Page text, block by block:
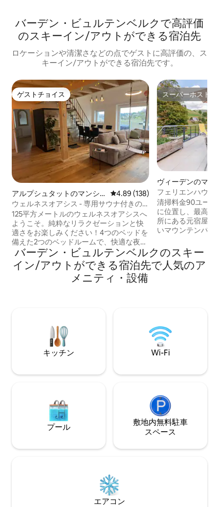
バーデン・ビュルテンベルクで高評価
のスキーイン/アウトができる宿泊先
ロケーションや清潔さなどの点でゲストに高評価の、ス
キーイン/アウトができる宿泊先です。
ゲストチョイス
ゲストチョイス
アルプシュタットのマンシ
ョン・アパート
レビュー138件、5つ星中4.89つ
4.89 (138)
ウェルネスオアシス - 専用サウナ付きの
巨大バルコニー
125平方メートルのウェルネスオアシスへ
ようこそ。純粋なリラクゼーションと快
適さをお楽しみください！4つのベッドを
備えた2つのベッドルームで、快適な夜を
過ごすことができます。4人用のヒマラヤ
岩のサウナ、XXLシャワー、ジャグジ
ー、バーベキューグリル、ダイニングテ
ーブルを備えたバルコニーからは息をの
ァ、テレビ、ブランコが備わっていま
す。モダンなキッチンには、IHクッキン
グヒーターと大型冷蔵庫が備わっていま
スーパーホスト
スーパーホスト
ヴィーデンのマン
パート
フェリエンハウス
清掃料金90ユー
に位置し、最高の
所にある元宿屋。
いマウンテンバイ
は利用できません
た環境では、ス
が可能です。 ヴ
バーデン・ビュルテンベルクのスキー
イン/アウトができる宿泊先で人気のア
メニティ・設備
キッチン Wi-Fi
プール
敷地内無料駐⁠車
ス⁠ペ⁠ー⁠ス
エアコン